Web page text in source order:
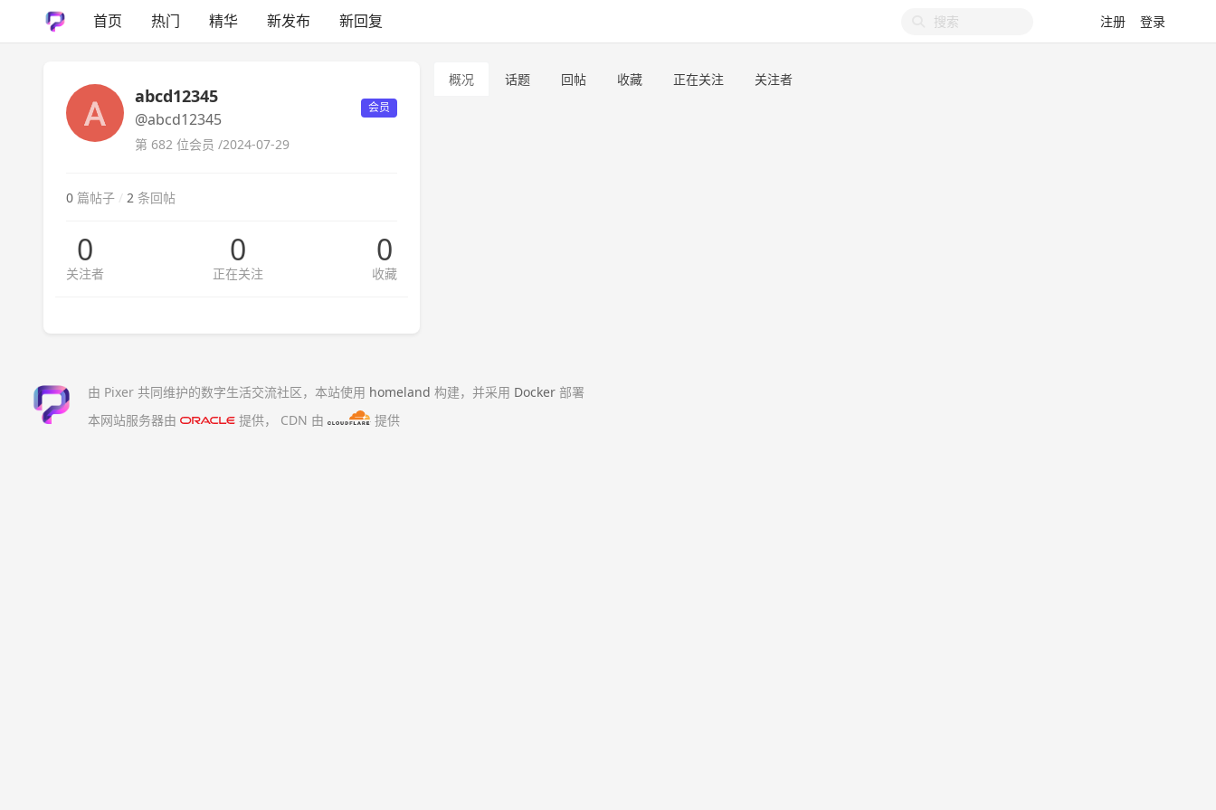
首页 热门 精华 新发布 新回复 注册 登录
abcd12345
@abcd12345
会员
第 682 位会员 /2024-07-29
0 篇帖子 / 2 条回帖
0
关注者
0
正在关注
0
收藏
概况 话题 回帖 收藏 正在关注 关注者
由 Pixer 共同维护的数字生活交流社区，本站使用 homeland 构建，并采用 Docker 部署
本网站服务器由
提供， CDN 由 提供